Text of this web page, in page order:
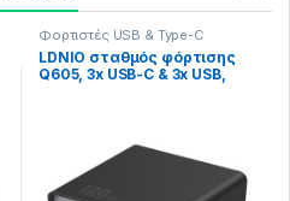
Φορτιστές USB & Type-C
LDNIO σταθμός φόρτισης
Q605, 3x USB-C & 3x USB,